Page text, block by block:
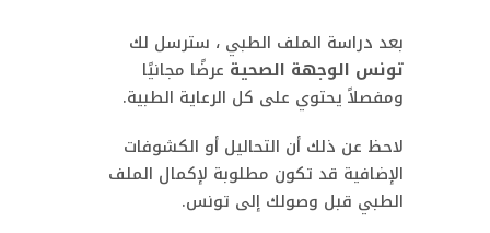
بعد دراسة الملف الطبي ، سترسل لك
تونس الوجهة الصحية عرضًا مجانيًا
ومفصلاً يحتوي على كل الرعاية الطبية.
لاحظ عن ذلك أن التحاليل أو الكشوفات
الإضافية قد تكون مطلوبة لإكمال الملف
الطبي قبل وصولك إلى تونس.